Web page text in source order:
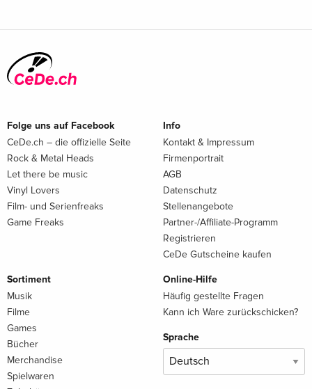
Folge uns auf Facebook
CeDe.ch – die offizielle Seite
Rock & Metal Heads
Let there be music
Vinyl Lovers
Film- und Serienfreaks
Game Freaks
Info
Kontakt & Impressum
Firmenportrait
AGB
Datenschutz
Stellenangebote
Partner-/Affiliate-Programm
Registrieren
CeDe Gutscheine kaufen
Sortiment
Musik
Filme
Games
Bücher
Merchandise
Spielwaren
Online-Hilfe
Häufig gestellte Fragen
Kann ich Ware zurückschicken?
Sprache